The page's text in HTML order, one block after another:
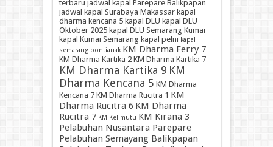
terbaru jadwal kapal Parepare Balikpapan
jadwal kapal Surabaya Makassar kapal
dharma kencana 5 kapal DLU kapal DLU
Oktober 2025 kapal DLU Semarang Kumai
kapal Kumai Semarang kapal pelni kapal
semarang pontianak KM Dharma Ferry 7
KM Dharma Kartika 2 KM Dharma Kartika 7
KM Dharma Kartika 9 KM
Dharma Kencana 5 KM Dharma
Kencana 7 KM Dharma Rucitra 1 KM
Dharma Rucitra 6 KM Dharma
Rucitra 7 KM Kelimutu KM Kirana 3
Pelabuhan Nusantara Parepare
Pelabuhan Semayang Balikpapan